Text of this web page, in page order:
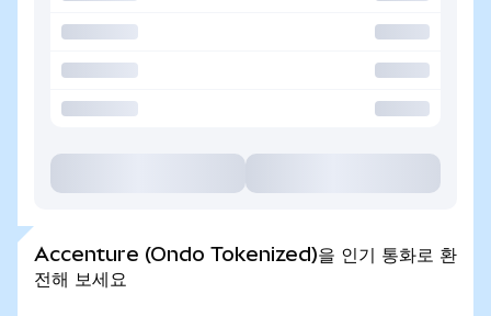
Accenture (Ondo Tokenized)을 인기 통화로 환
전해 보세요